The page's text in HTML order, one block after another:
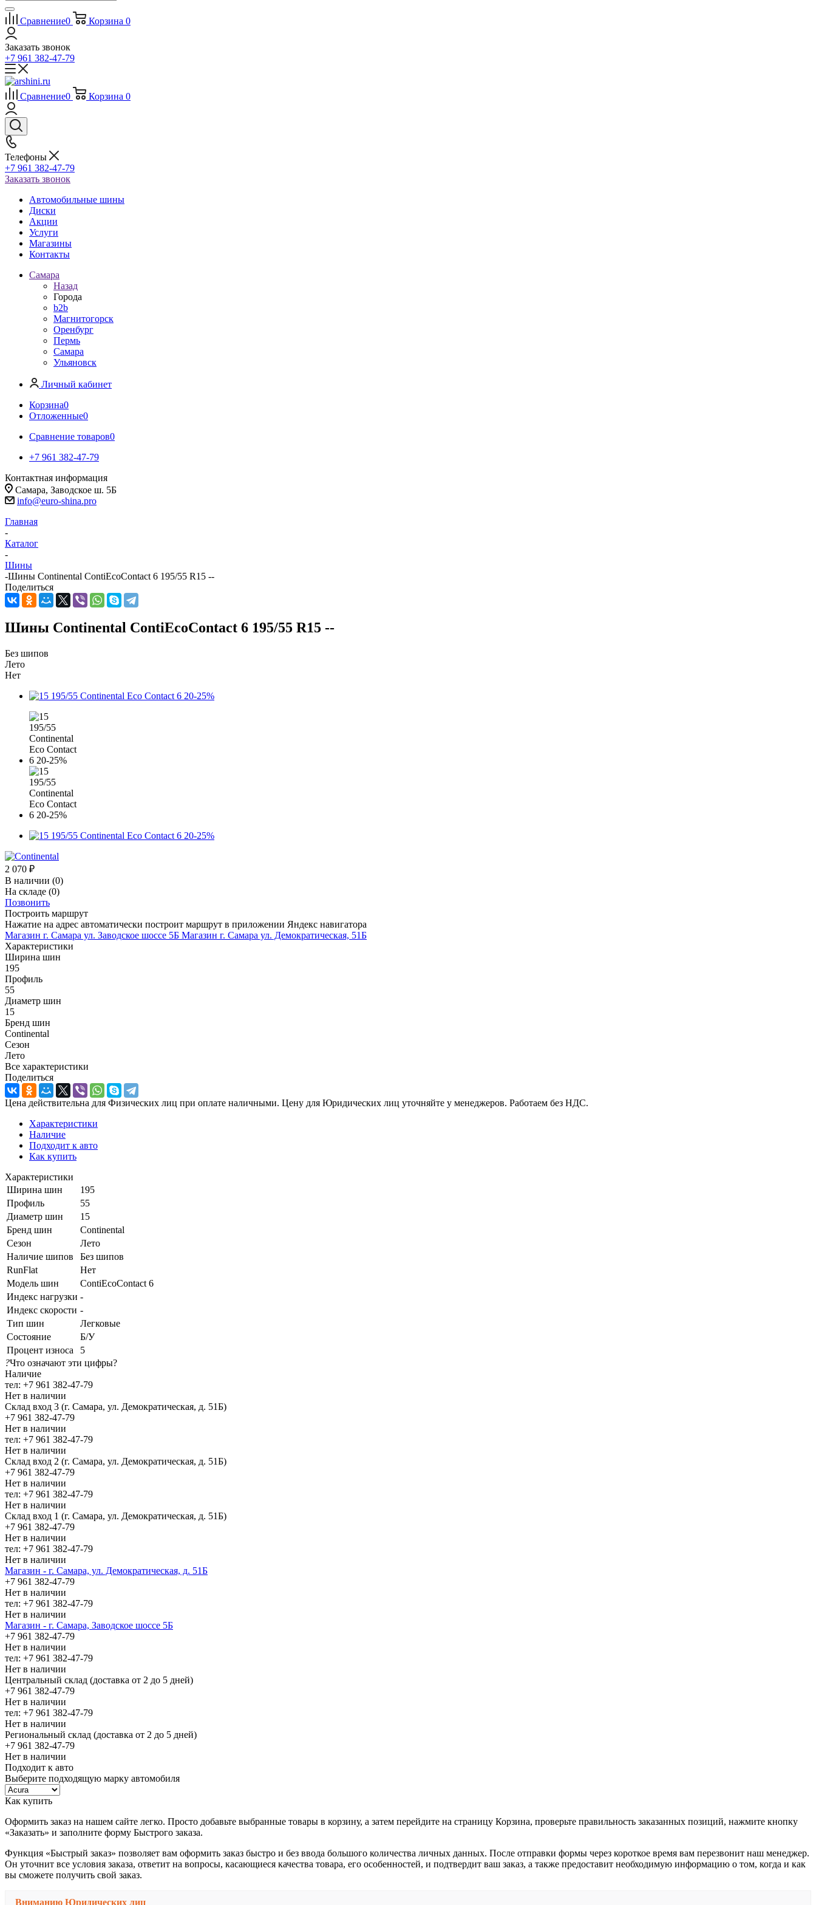
Сравнение0 Корзина 0
Заказать звонок
+7 961 382-47-79
Сравнение0 Корзина 0
Телефоны
+7 961 382-47-79
Заказать звонок
Автомобильные шины
Диски
Акции
Услуги
Магазины
Контакты
Самара
Назад
Города
b2b
Магнитогорск
Оренбург
Пермь
Самара
Ульяновск
Личный кабинет
Корзина0
Отложенные0
Сравнение товаров0
+7 961 382-47-79
Контактная информация
Самара, Заводское ш. 5Б
info@euro-shina.pro
Главная
-
Каталог
-
Шины
-Шины Continental ContiEcoContact 6 195/55 R15 --
Поделиться
Шины Continental ContiEcoContact 6 195/55 R15 --
Без шипов
Лето
Нет
2 070 ₽
В наличии (0)
На складе (0)
Позвонить
Построить маршрут
Нажатие на адрес автоматически построит маршрут в приложении Яндекс навигатора
Магазин г. Самара ул. Заводское шоссе 5Б Магазин г. Самара ул. Демократическая, 51Б
Характеристики
Ширина шин
195
Профиль
55
Диаметр шин
15
Бренд шин
Continental
Сезон
Лето
Все характеристики
Поделиться
Цена действительна для Физических лиц при оплате наличными. Цену для Юридических лиц уточняйте у менеджеров. Работаем без НДС.
Характеристики
Наличие
Подходит к авто
Как купить
Характеристики
Ширина шин
195
Профиль
55
Диаметр шин
15
Бренд шин
Continental
Сезон
Лето
Наличие шипов
Без шипов
RunFlat
Нет
Модель шин
ContiEcoContact 6
Индекс нагрузки -
Индекс скорости -
Тип шин
Легковые
Состояние
Б/У
Процент износа
5
?Что означают эти цифры?
Наличие
тел: +7 961 382-47-79
Нет в наличии
Склад вход 3 (г. Самара, ул. Демократическая, д. 51Б)
+7 961 382-47-79
Нет в наличии
тел: +7 961 382-47-79
Нет в наличии
Склад вход 2 (г. Самара, ул. Демократическая, д. 51Б)
+7 961 382-47-79
Нет в наличии
тел: +7 961 382-47-79
Нет в наличии
Склад вход 1 (г. Самара, ул. Демократическая, д. 51Б)
+7 961 382-47-79
Нет в наличии
тел: +7 961 382-47-79
Нет в наличии
Магазин - г. Самара, ул. Демократическая, д. 51Б
+7 961 382-47-79
Нет в наличии
тел: +7 961 382-47-79
Нет в наличии
Магазин - г. Самара, Заводское шоссе 5Б
+7 961 382-47-79
Нет в наличии
тел: +7 961 382-47-79
Нет в наличии
Центральный склад (доставка от 2 до 5 дней)
+7 961 382-47-79
Нет в наличии
тел: +7 961 382-47-79
Нет в наличии
Региональный склад (доставка от 2 до 5 дней)
+7 961 382-47-79
Нет в наличии
Подходит к авто
Выберите подходящую марку автомобиля
Как купить
Оформить заказ на нашем сайте легко. Просто добавьте выбранные товары в корзину, а затем перейдите на страницу Корзина, проверьте правильность заказанных позиций, нажмите кнопку
«Заказать» и заполните форму Быстрого заказа.
Функция «Быстрый заказ» позволяет вам оформить заказ быстро и без ввода большого количества личных данных. После отправки формы через короткое время вам перезвонит наш менеджер.
Он уточнит все условия заказа, ответит на вопросы, касающиеся качества товара, его особенностей, и подтвердит ваш заказ, а также предоставит необходимую информацию о том, когда и как
вы сможете получить свой заказ.
Вниманию Юридических лиц